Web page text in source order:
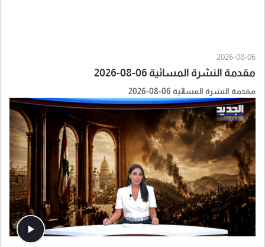
2026-08-06
مقدمة النشرة المسائية 06-08-2026
مقدمة النشرة المسائية 06-08-2026